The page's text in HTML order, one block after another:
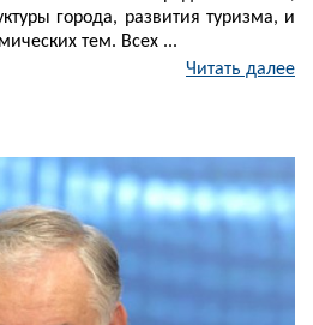
города, развития туризма, и
тем. Всех ...
Читать далее